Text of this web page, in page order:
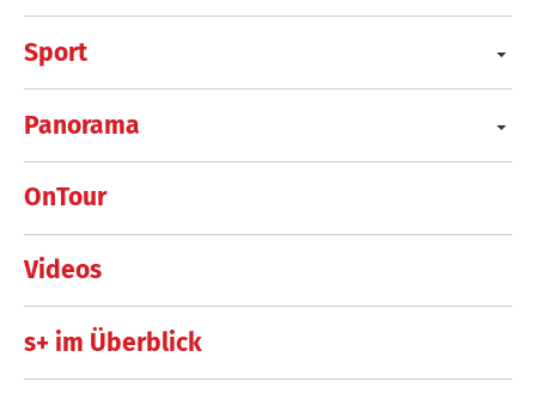
Sport
Panorama
OnTour
Videos
s+ im Überblick